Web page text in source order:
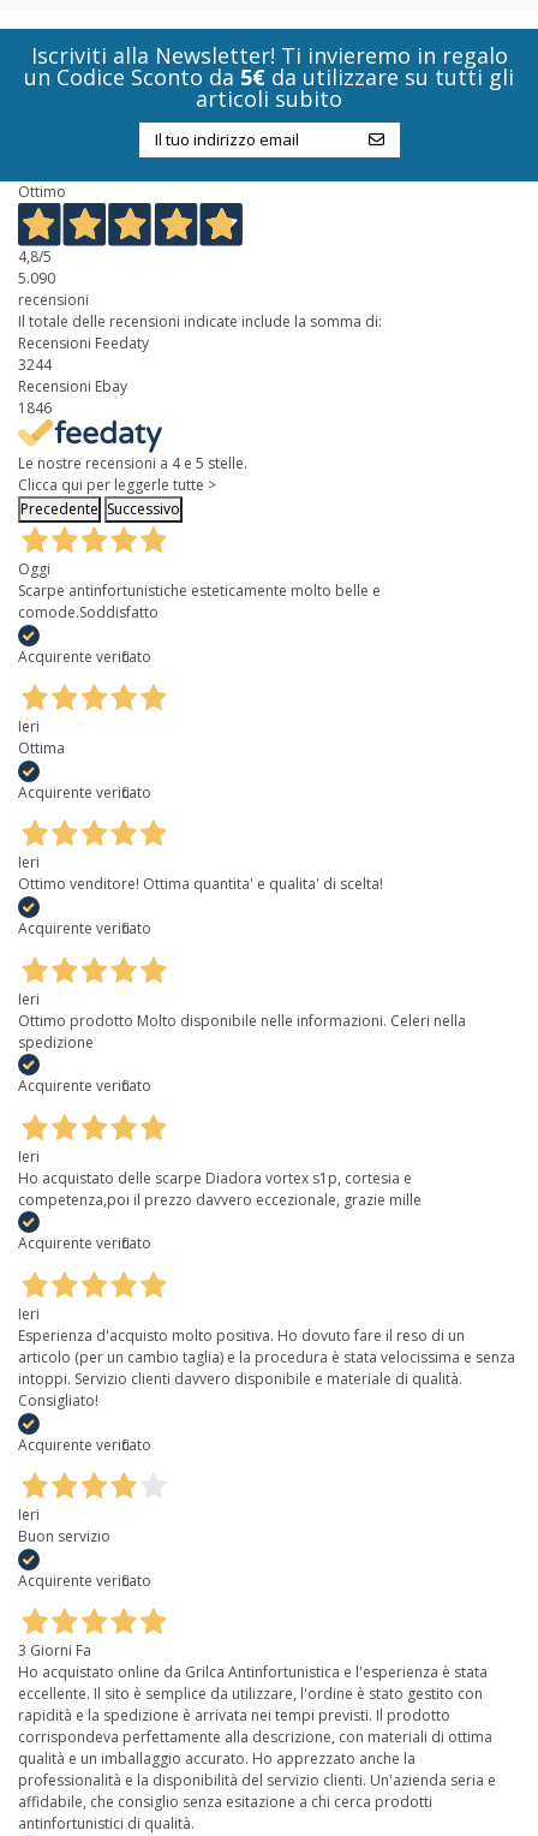
Iscriviti alla Newsletter! Ti invieremo in regalo
un Codice Sconto da 5€ da utilizzare su tutti gli
articoli subito
Ottimo
4,8/5
5.090
recensioni
Il totale delle recensioni indicate include la somma di:
Recensioni Feedaty
3244
Recensioni Ebay
1846
Le nostre recensioni a 4 e 5 stelle.
Clicca qui per leggerle tutte >
Precedente Successivo
Oggi
Scarpe antinfortunistiche esteticamente molto belle e
comode.Soddisfatto
Acquirente verificato
Ieri
Ottima
Acquirente verificato
Ieri
Ottimo venditore! Ottima quantita' e qualita' di scelta!
Acquirente verificato
Ieri
Ottimo prodotto Molto disponibile nelle informazioni. Celeri nella
spedizione
Acquirente verificato
Ieri
Ho acquistato delle scarpe Diadora vortex s1p, cortesia e
competenza,poi il prezzo davvero eccezionale, grazie mille
Acquirente verificato
Ieri
Esperienza d'acquisto molto positiva. Ho dovuto fare il reso di un
articolo (per un cambio taglia) e la procedura è stata velocissima e senza
intoppi. Servizio clienti davvero disponibile e materiale di qualità.
Consigliato!
Acquirente verificato
Ieri
Buon servizio
Acquirente verificato
3 Giorni Fa
Ho acquistato online da Grilca Antinfortunistica e l'esperienza è stata
eccellente. Il sito è semplice da utilizzare, l'ordine è stato gestito con
rapidità e la spedizione è arrivata nei tempi previsti. Il prodotto
corrispondeva perfettamente alla descrizione, con materiali di ottima
qualità e un imballaggio accurato. Ho apprezzato anche la
professionalità e la disponibilità del servizio clienti. Un'azienda seria e
affidabile, che consiglio senza esitazione a chi cerca prodotti
antinfortunistici di qualità.